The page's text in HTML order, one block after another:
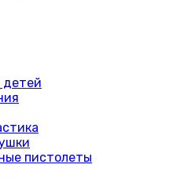
детей
пистолеты